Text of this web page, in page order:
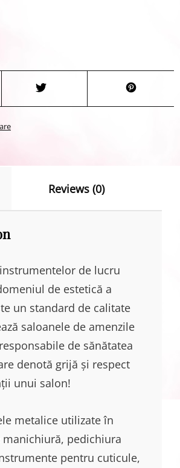
Reviews (0)
de lucru
de estetică a
un standard de calitate
saloanele de amenzile
de sănătatea
denotă grijă și respect
unui salon!
metalice utilizate în
manichiură, pedichiura
pentru cuticule,